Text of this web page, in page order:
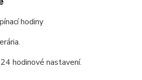
hodiny
hodinové nastavení.